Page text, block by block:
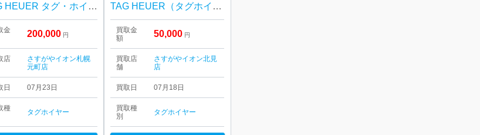
TAG HEUER タグ・ホイヤー カレラ キャリバー ホイヤー02 クロノグラフ 札幌市 東区 元町
金
200,000 円
店
さすがやイオン札幌
元町店
日 07月23日
種
タグホイヤー
TAG HEUER（タグホイヤー） アクアレーサー CAF2110
買取金
額
50,000 円
買取店
舗
さすがやイオン北見
店
買取日 07月18日
買取種
別
タグホイヤー